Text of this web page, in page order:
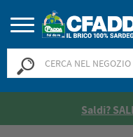
Saldi?